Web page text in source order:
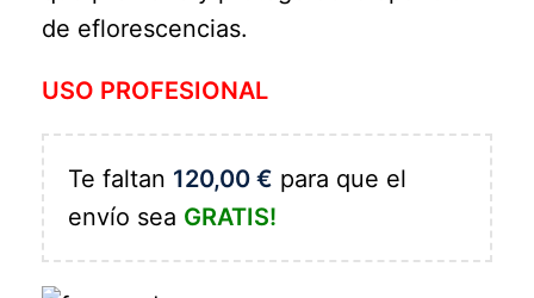
de eflorescencias.
USO PROFESIONAL
Te faltan 120,00 € para que el
envío sea GRATIS!